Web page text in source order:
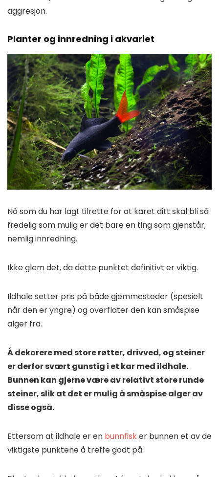
aggresjon.
Planter og innredning i akvariet
Nå som du har lagt tilrette for at karet ditt skal bli så
fredelig som mulig er det bare en ting som gjenstår;
nemlig innredning.
Ikke glem det, da dette punktet definitivt er viktig.
Ildhale setter pris på både gjemmesteder (spesielt
når den er yngre) og overflater den kan småspise
alger fra.
Å dekorere med store røtter, drivved, og steiner
er derfor svært gunstig i et kar med ildhale.
Bunnen kan gjerne være av relativt store runde
steiner, slik at det er mulig å småspise alger av
disse også.
Ettersom at ildhale er en bunnfisker bunnen et av de
viktigste punktene å treffe godt på.